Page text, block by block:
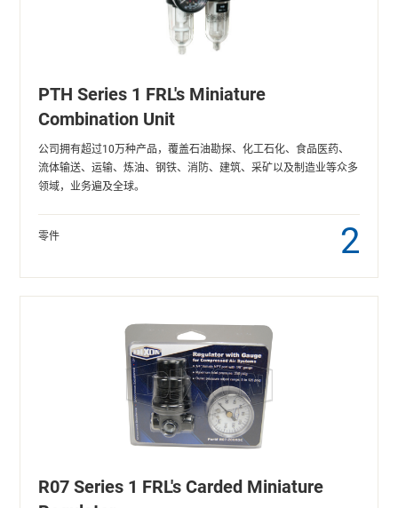
PTH Series 1 FRL's Miniature
Combination Unit
公司拥有超过10万种产品，覆盖石油勘探、化工石化、食品医药、
流体输送、运输、炼油、钢铁、消防、建筑、采矿以及制造业等众多
领域，业务遍及全球。
零件 2
R07 Series 1 FRL's Carded Miniature